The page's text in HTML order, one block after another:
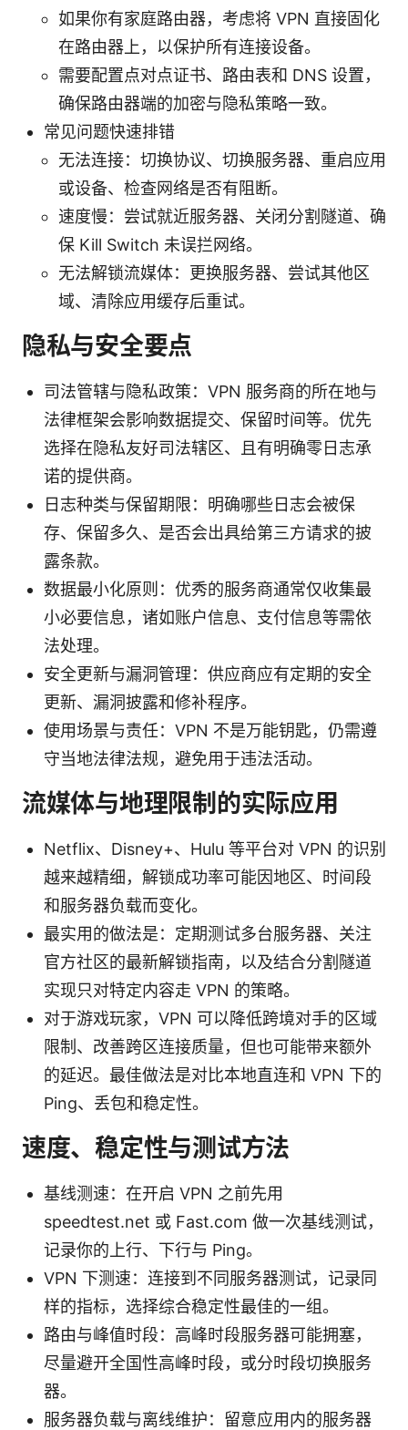
如果你有家庭路由器，考虑将 VPN 直接固化
在路由器上，以保护所有连接设备。
需要配置点对点证书、路由表和 DNS 设置，
确保路由器端的加密与隐私策略一致。
常见问题快速排错
无法连接：切换协议、切换服务器、重启应用
或设备、检查网络是否有阻断。
速度慢：尝试就近服务器、关闭分割隧道、确
保 Kill Switch 未误拦网络。
无法解锁流媒体：更换服务器、尝试其他区
域、清除应用缓存后重试。
隐私与安全要点
司法管辖与隐私政策：VPN 服务商的所在地与
法律框架会影响数据提交、保留时间等。优先
选择在隐私友好司法辖区、且有明确零日志承
诺的提供商。
日志种类与保留期限：明确哪些日志会被保
存、保留多久、是否会出具给第三方请求的披
露条款。
数据最小化原则：优秀的服务商通常仅收集最
小必要信息，诸如账户信息、支付信息等需依
法处理。
安全更新与漏洞管理：供应商应有定期的安全
更新、漏洞披露和修补程序。
使用场景与责任：VPN 不是万能钥匙，仍需遵
守当地法律法规，避免用于违法活动。
流媒体与地理限制的实际应用
Netflix、Disney+、Hulu 等平台对 VPN 的识别
越来越精细，解锁成功率可能因地区、时间段
和服务器负载而变化。
最实用的做法是：定期测试多台服务器、关注
官方社区的最新解锁指南，以及结合分割隧道
实现只对特定内容走 VPN 的策略。
对于游戏玩家，VPN 可以降低跨境对手的区域
限制、改善跨区连接质量，但也可能带来额外
的延迟。最佳做法是对比本地直连和 VPN 下的
Ping、丢包和稳定性。
速度、稳定性与测试方法
基线测速：在开启 VPN 之前先用
speedtest.net 或 Fast.com 做一次基线测试，
记录你的上行、下行与 Ping。
VPN 下测速：连接到不同服务器测试，记录同
样的指标，选择综合稳定性最佳的一组。
路由与峰值时段：高峰时段服务器可能拥塞，
尽量避开全国性高峰时段，或分时段切换服务
器。
服务器负载与离线维护：留意应用内的服务器